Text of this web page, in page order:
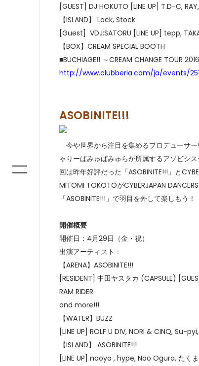
[GUEST] DJ HOKUTO [LINE UP] T.D-C,
【ISLAND】 Lock, Stock
[Guest] VDJ:SATORU [LINE UP] tepp,
【BOX】CREAM SPECIAL BOOTH
■BUCHIAGE!! ～CREAM CHANGE TOUR
http://www.clubberia.com/ja/events/
ASOBINITE!!!
今や世界から注目を集めるプロデューサ
ゃりーぱみゅぱみゅらが所属するアソビシ
回は昨年好評だった「ASOBINITE!!!」と
MITOMI TOKOTOがCYBERJAPAN
「ASOBINITE!!!」で羽目を外して楽しもう！
開催概要
開催日：4月29日（金・祝）
出演アーティスト：
【ARENA】ASOBINITE!!!
[RESIDENT] 中田ヤスタカ (CAPSULE)
RAM RIDER
and more!!!
【WATER】BUZZ
[LINE UP] ROLF U DIV, NORI & CINQ, Su-
【ISLAND】 ASOBINITE!!!
[LINE UP] naoya , hype, Nao Ogura, た